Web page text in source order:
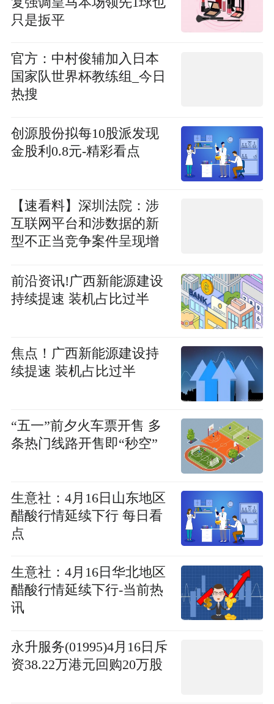
只是扳平
官方：中村俊辅加入日本
国家队世界杯教练组_今日
热搜
创源股份拟每10股派发现
金股利0.8元-精彩看点
【速看料】深圳法院：涉
互联网平台和涉数据的新
型不正当竞争案件呈现增
前沿资讯!广西新能源建设
持续提速 装机占比过半
焦点！广西新能源建设持
续提速 装机占比过半
“五一”前夕火车票开售 多
条热门线路开售即“秒空”
生意社：4月16日山东地区
醋酸行情延续下行 每日看
点
生意社：4月16日华北地区
醋酸行情延续下行-当前热
讯
永升服务(01995)4月16日斥
资38.22万港元回购20万股